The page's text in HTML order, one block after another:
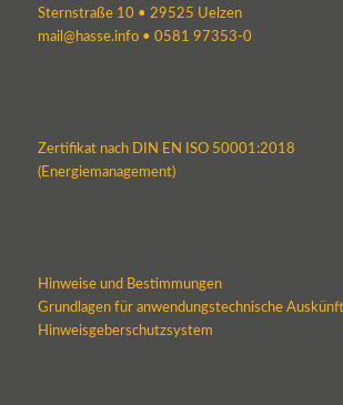
Sternstraße 10 • 29525 Uelzen
mail@hasse.info• 0581 97353-0
Zertifikat nach DIN EN ISO 50001:2018
(Energiemanagement)
Hinweise und Bestimmungen
Grundlagen für anwendungstechnische
Hinweisgeberschutzsystem